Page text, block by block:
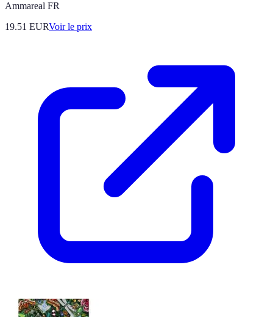
Ammareal FR
19.51 EURVoir le prix